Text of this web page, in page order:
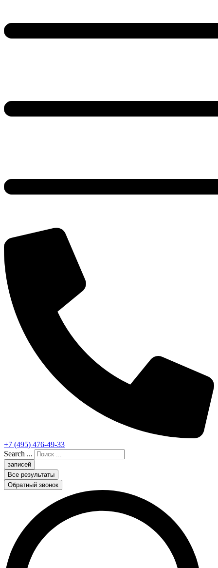
+7 (495) 476-49-33
Search ...
записей
Все результаты
Обратный звонок